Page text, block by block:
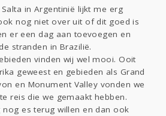
in Argentinië lijkt me erg
nog niet over uit of dit goed is
er een dag aan toevoegen en
stranden in Brazilië.
vinden wij wel mooi. Ooit
geweest en gebieden als Grand
en Monument Valley vonden we
reis die we gemaakt hebben.
es terug willen en dan ook